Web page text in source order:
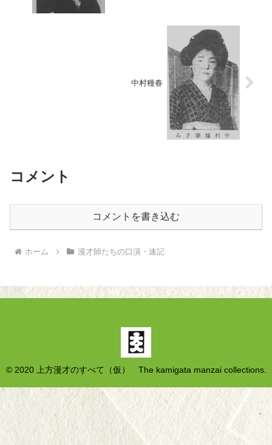
中村種春
コメント
コメントを書き込む
ホーム 漫才師たちの口演・速記
© 2020 上方漫才のすべて（仮） The kamigata manzai collections.